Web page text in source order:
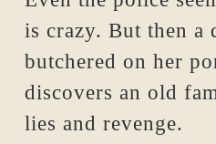
is crazy. But then a
butchered on her
discovers an old
lies and revenge.